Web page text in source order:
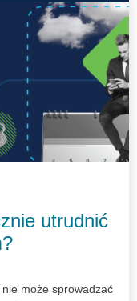
utrudnić
może sprowadzać